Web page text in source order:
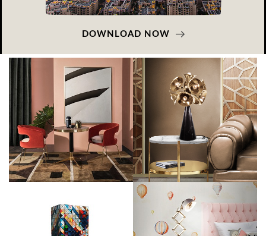
DOWNLOAD NOW